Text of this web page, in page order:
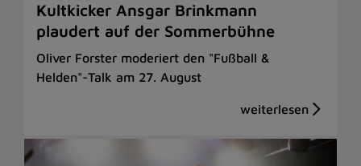
Kultkicker Ansgar Brinkmann
plaudert auf der Sommerbühne
Oliver Forster moderiert den "Fußball &
Helden"-Talk am 27. August